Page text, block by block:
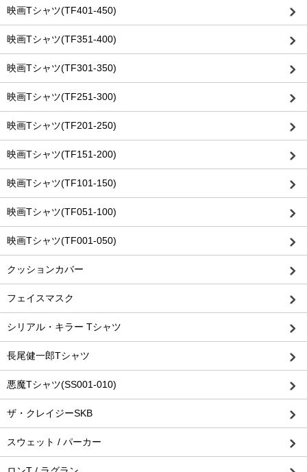
映画Tシャツ(TF401-450)
映画Tシャツ(TF351-400)
映画Tシャツ(TF301-350)
映画Tシャツ(TF251-300)
映画Tシャツ(TF201-250)
映画Tシャツ(TF151-200)
映画Tシャツ(TF101-150)
映画Tシャツ(TF051-100)
映画Tシャツ(TF001-050)
クッションカバー
フェイスマスク
シリアル・キラー Tシャツ
長尾健一郎Tシャツ
悪魔Tシャツ(SS001-010)
ザ・クレイジーSKB
スウェット / パーカー